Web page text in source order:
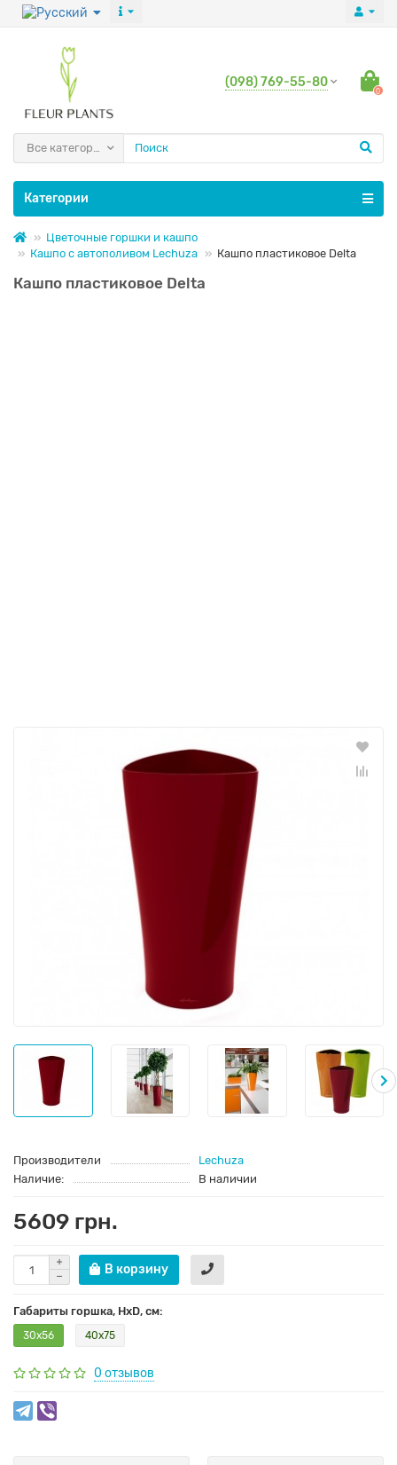
(098) 769-55-80
0
Все категории
Категории
Цветочные горшки и кашпо
Кашпо с автополивом Lechuza
Кашпо пластиковое Delta
Кашпо пластиковое Delta
Производители
Lechuza
Наличие:
В наличии
5609 грн.
В корзину
Габариты горшка, HxD, см:
30х56 40х75
0 отзывов